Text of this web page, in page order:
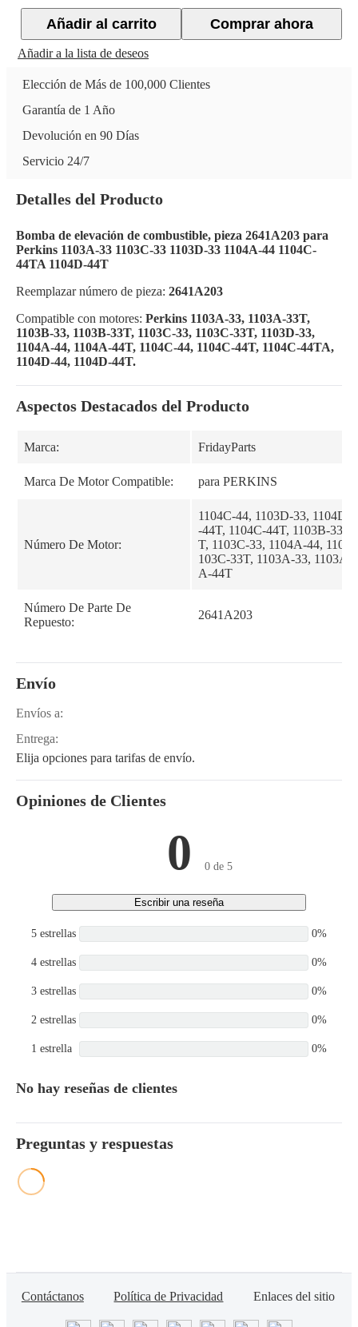
Comprar ahora
Añadir al carrito
Añadir a la lista de deseos
Elección de Más de 100,000 Clientes
Garantía de 1 Año
Devolución en 90 Días
Servicio 24/7
Detalles del Producto
Bomba de elevación de combustible, pieza 2641A203 para
Perkins 1103A-33 1103C-33 1103D-33 1104A-44 1104C-
44TA 1104D-44T
Reemplazar número de pieza: 2641A203
Compatible con motores: Perkins 1103A-33, 1103A-33T,
1103B-33, 1103B-33T, 1103C-33, 1103C-33T, 1103D-33,
1104A-44, 1104A-44T, 1104C-44, 1104C-44T, 1104C-44TA,
1104D-44, 1104D-44T.
Aspectos Destacados del Producto
Marca: FridayParts
Marca De Motor Compatible: para PERKINS
Número De Motor:
1104C-44, 1103D-33, 1104D-
-44T, 1104C-44T, 1103B-33,
T, 1103C-33, 1104A-44,
103C-33T, 1103A-33, 1103A-
A-44T
Número De Parte De
Repuesto:
2641A203
Envío
Envíos a:
Entrega:
Elija opciones para tarifas de envío.
Opiniones de Clientes
0 0 de 5
Escribir una reseña
5 estrellas 0%
4 estrellas 0%
3 estrellas 0%
2 estrellas 0%
1 estrella 0%
No hay reseñas de clientes
Preguntas y respuestas
Contáctanos Política de Privacidad Enlaces del sitio